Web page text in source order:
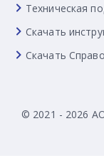
Техническая
Скачать
Скачать
© 2021 - 2026